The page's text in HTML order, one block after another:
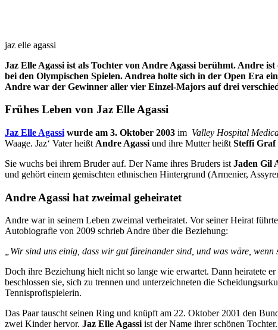
jaz elle agassi
Jaz Elle Agassi ist als Tochter von Andre Agassi berühmt. Andre
bei den Olympischen Spielen. Andrea holte sich in der Open Era
Andre war der Gewinner aller vier Einzel-Majors auf drei
Frühes Leben von Jaz Elle Agassi
Jaz Elle Agassi wurde am 3. Oktober 2003 im Valley Hospital
Waage. Jaz‘ Vater heißt Andre Agassi und ihre Mutter heißt Steffi Graf
Sie wuchs bei ihrem Bruder auf. Der Name ihres Bruders ist Jaden Gil
und gehört einem gemischten ethnischen Hintergrund (Armenier,
Andre Agassi hat zweimal geheiratet
Andre war in seinem Leben zweimal verheiratet. Vor seiner Heirat
Autobiografie von 2009 schrieb Andre über die Beziehung:
„Wir sind uns einig, dass wir gut füreinander sind, und was wäre,
Doch ihre Beziehung hielt nicht so lange wie erwartet. Dann heiratete er
beschlossen sie, sich zu trennen und unterzeichneten die
Tennisprofispielerin.
Das Paar tauscht seinen Ring und knüpft am 22. Oktober 2001 den
zwei Kinder hervor. Jaz Elle Agassiist der Name ihrer schönen Tochter.